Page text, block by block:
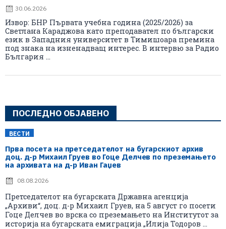
30.06.2026
Извор: БНР Първата учебна година (2025/2026) за
Светлана Караджова като преподавател по български
език в Западния университет в Тимишоара премина
под знака на изненадващ интерес. В интервю за Радио
България ...
ПОСЛЕДНО ОБЈАВЕНО
ВЕСТИ
Прва посета на претседателот на бугарскиот архив
доц. д-р Михаил Груев во Гоце Делчев по преземањето
на архивата на д-р Иван Гаџев
08.08.2026
Претседателот на бугарската Државна агенција
„Архиви“, доц. д-р Михаил Груев, на 5 август го посети
Гоце Делчев во врска со преземањето на Институтот за
историја на бугарската емиграција „Илија Тодоров ...